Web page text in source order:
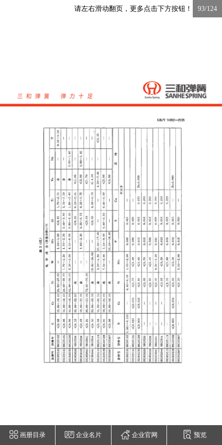
请左右滑动翻页，更多点击下方按钮！ 93/124
画册目录 企业名片 企业官网 预览